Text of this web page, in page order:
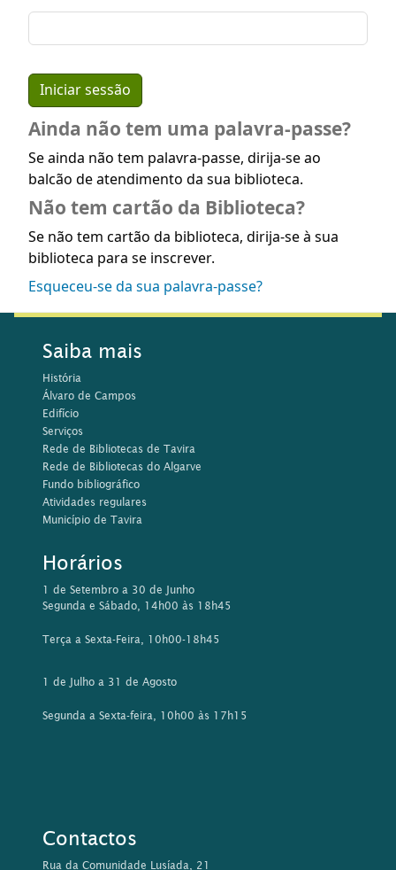
Ainda não tem uma palavra-passe?
Se ainda não tem palavra-passe, dirija-se ao
balcão de atendimento da sua biblioteca.
Não tem cartão da Biblioteca?
Se não tem cartão da biblioteca, dirija-se à sua
biblioteca para se inscrever.
Esqueceu-se da sua palavra-passe?
Saiba mais
História
Álvaro de Campos
Edifício
Serviços
Rede de Bibliotecas de Tavira
Rede de Bibliotecas do Algarve
Fundo bibliográfico
Atividades regulares
Município de Tavira
Horários
1 de Setembro a 30 de Junho
Segunda e Sábado, 14h00 às 18h45
Terça a Sexta-Feira, 10h00-18h45
1 de Julho a 31 de Agosto
Segunda a Sexta-feira, 10h00 às 17h15
Contactos
Rua da Comunidade Lusíada, 21